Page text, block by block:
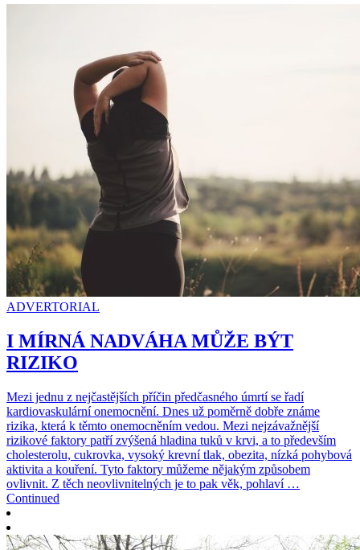
ADVERTORIAL
I MÍRNÁ NADVÁHA MŮŽE BÝT
RIZIKO
Mezi jednu z nejčastějších příčin předčasného úmrtí se řadí
kardiovaskulární onemocnění. Dnes už poměrně dobře známe
rizika, která k těmto onemocněním vedou. Mezi nejzávažnější
rizikové faktory patří zvýšená hladina tuků v krvi, a to především
cholesterolu, cukrovka, vysoký krevní tlak, obezita, nízká pohybová
aktivita a kouření. Tyto faktory můžeme nějakým způsobem
ovlivnit. Z těch neovlivnitelných je to pak věk, pohlaví …
Continued